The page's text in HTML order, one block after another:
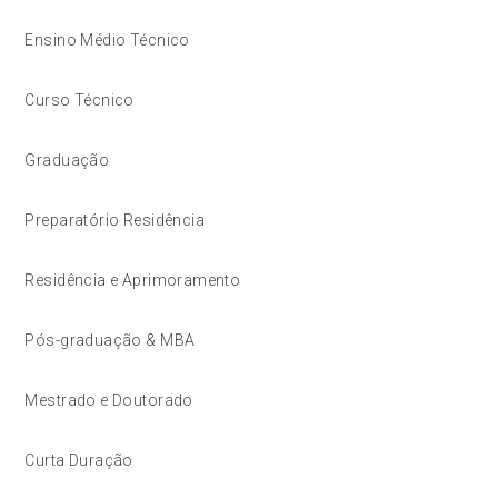
Ensino Médio Técnico
Curso Técnico
Graduação
Preparatório Residência
Residência e Aprimoramento
Pós-graduação & MBA
Mestrado e Doutorado
Curta Duração